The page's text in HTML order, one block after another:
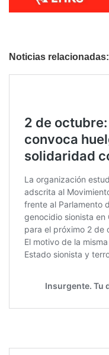
Noticias relacionadas: